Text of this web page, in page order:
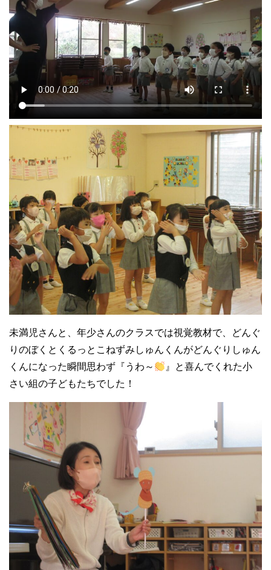
未満児さんと、年少さんのクラスでは視覚教材で、どんぐ
りのぼくとくるっとこねずみしゅんくんがどんぐりしゅん
くんになった瞬間思わず『うわ～
』と喜んでくれた小
さい組の子どもたちでした！